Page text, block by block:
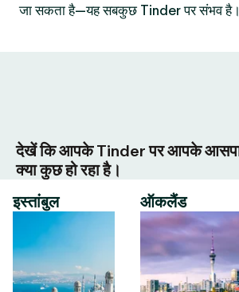
जा सकता है—यह सबकुछ Tinder पर संभव है।
देखें कि आपके Tinder पर आपके
क्या कुछ हो रहा है।
इस्तांबुल
ऑकलैंड